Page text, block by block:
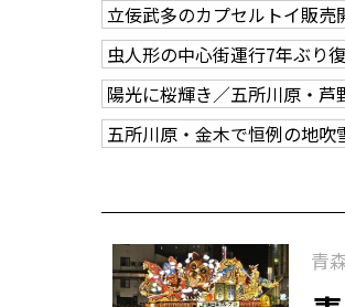
立佞武多のカプセルトイ販売
虫人形の中心街運行7年ぶり
陽光に桜輝き／五所川原・芦
五所川原・金木で恒例の地吹
青